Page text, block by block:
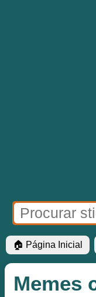
🏠 Página Inicial
Memes